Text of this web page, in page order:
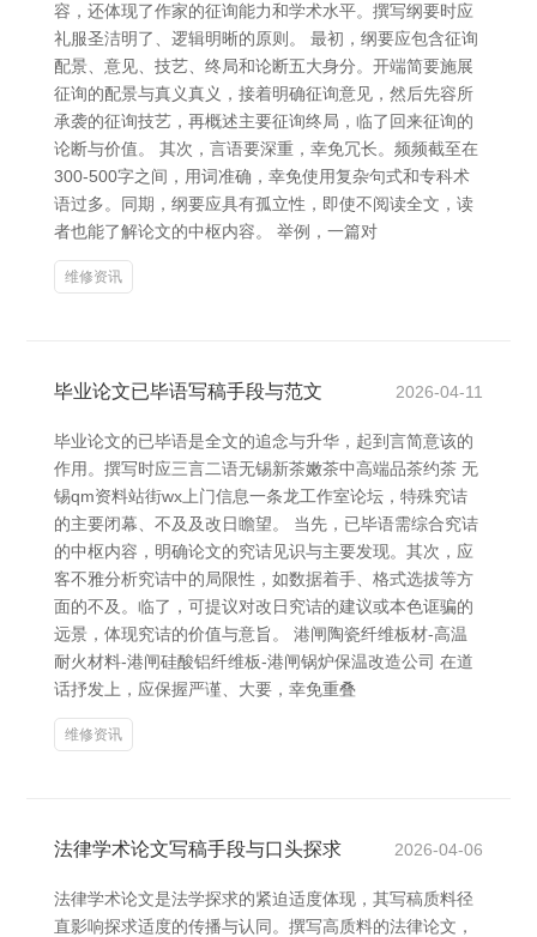
容，还体现了作家的征询能力和学术水平。撰写纲要时应
礼服圣洁明了、逻辑明晰的原则。 最初，纲要应包含征询
配景、意见、技艺、终局和论断五大身分。开端简要施展
征询的配景与真义真义，接着明确征询意见，然后先容所
承袭的征询技艺，再概述主要征询终局，临了回来征询的
论断与价值。 其次，言语要深重，幸免冗长。频频截至在
300-500字之间，用词准确，幸免使用复杂句式和专科术
语过多。同期，纲要应具有孤立性，即使不阅读全文，读
者也能了解论文的中枢内容。 举例，一篇对
维修资讯
毕业论文已毕语写稿手段与范文 2026-04-11
毕业论文的已毕语是全文的追念与升华，起到言简意该的
作用。撰写时应三言二语无锡新茶嫩茶中高端品茶约茶 无
锡qm资料站街wx上门信息一条龙工作室论坛，特殊究诘
的主要闭幕、不及及改日瞻望。 当先，已毕语需综合究诘
的中枢内容，明确论文的究诘见识与主要发现。其次，应
客不雅分析究诘中的局限性，如数据着手、格式选拔等方
面的不及。临了，可提议对改日究诘的建议或本色诓骗的
远景，体现究诘的价值与意旨。 港闸陶瓷纤维板材-高温
耐火材料-港闸硅酸铝纤维板-港闸锅炉保温改造公司 在道
话抒发上，应保握严谨、大要，幸免重叠
维修资讯
法律学术论文写稿手段与口头探求 2026-04-06
法律学术论文是法学探求的紧迫适度体现，其写稿质料径
直影响探求适度的传播与认同。撰写高质料的法律论文，